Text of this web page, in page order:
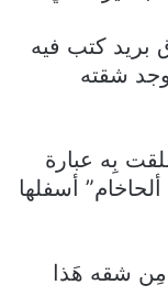
بريد كتب فيه
شقته
بِه عبارة
أسفلها
مِن شقه هَذا